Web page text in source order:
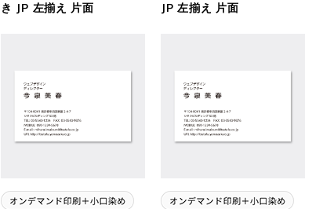
き JP 左揃え 片面
JP 左揃え 片面